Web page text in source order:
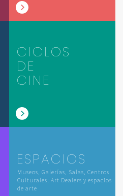
CICLOS
DE
CINE
ESPACIOS
Museos, Galerías, Salas, Centros
Culturales, Art Dealers y espacios
de arte